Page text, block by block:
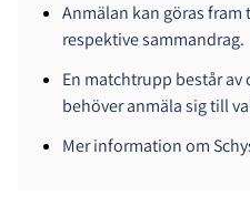
Anmälan kan göras fram
respektive sammandrag.
En matchtrupp består av
behöver anmäla sig till
Mer information om